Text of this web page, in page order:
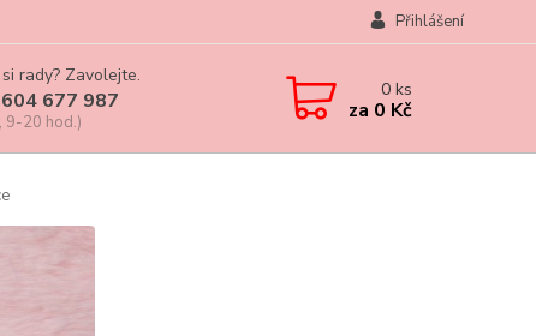
Přihlášení
rady? Zavolejte.
677 987
9-20 hod.)
0ks
za 0 Kč